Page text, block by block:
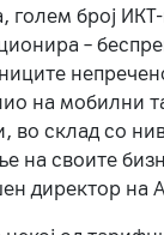
број
–
на мобилни
во склад со
на своите
директор на